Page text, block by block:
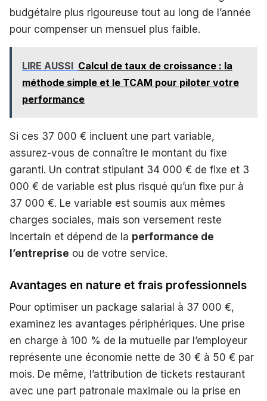
budgétaire plus rigoureuse tout au long de l’année
pour compenser un mensuel plus faible.
LIRE AUSSI Calcul de taux de croissance : la
méthode simple et le TCAM pour piloter votre
performance
Si ces 37 000 € incluent une part variable,
assurez-vous de connaître le montant du fixe
garanti. Un contrat stipulant 34 000 € de fixe et 3
000 € de variable est plus risqué qu’un fixe pur à
37 000 €. Le variable est soumis aux mêmes
charges sociales, mais son versement reste
incertain et dépend de la performance de
l’entreprise ou de votre service.
Avantages en nature et frais professionnels
Pour optimiser un package salarial à 37 000 €,
examinez les avantages périphériques. Une prise
en charge à 100 % de la mutuelle par l’employeur
représente une économie nette de 30 € à 50 € par
mois. De même, l’attribution de tickets restaurant
avec une part patronale maximale ou la prise en